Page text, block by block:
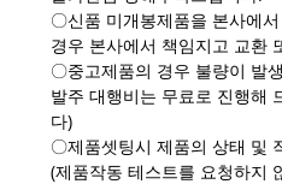
〇신품 미개봉제품을 본사에
경우 본사에서 책임지고 교환
〇중고제품의 경우 불량이 발
발주 대행비는 무료로 진행해
다)
〇제품셋팅시 제품의 상태 및
(제품작동 테스트를 요청하지